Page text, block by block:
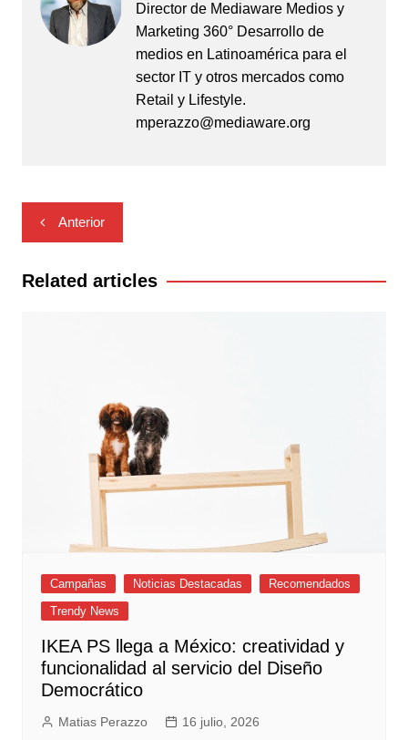
Director de Mediaware Medios y
Marketing 360° Desarrollo de
medios en Latinoamérica para el
sector IT y otros mercados como
Retail y Lifestyle.
mperazzo@mediaware.org
Navegación
de
entradas
Anterior
Related articles
Campañas Noticias Destacadas
Recomendados
Trendy News
IKEA PS llega a México: creatividad y
funcionalidad al servicio del Diseño
Democrático
Matias Perazzo 16 julio, 2026